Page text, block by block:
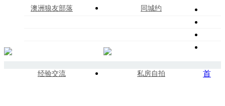
澳洲狼友部落 同城约
经验交流 私房自拍 首